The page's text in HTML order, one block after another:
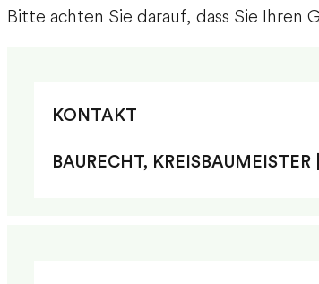
Bitte achten Sie darauf, dass Sie Ihren
KONTAKT
BAURECHT,